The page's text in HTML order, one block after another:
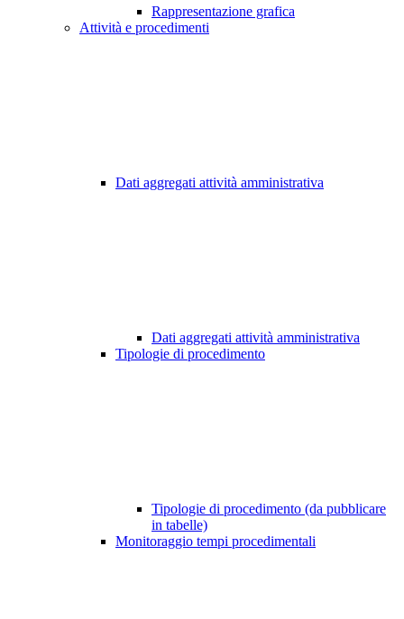
Rappresentazione grafica
Attività e procedimenti
Dati aggregati attività amministrativa
Dati aggregati attività amministrativa
Tipologie di procedimento
Tipologie di procedimento (da pubblicare
in tabelle)
Monitoraggio tempi procedimentali